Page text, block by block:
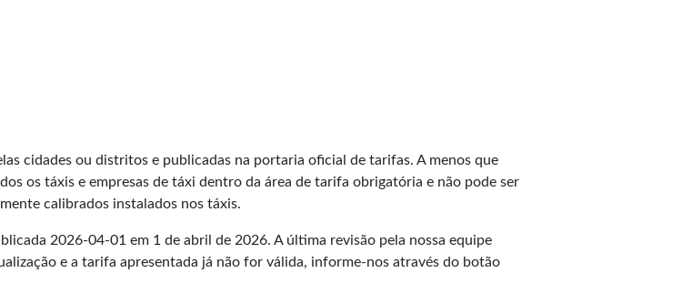
cidades ou distritos e publicadas na portaria oficial de tarifas. A menos que
os táxis e empresas de táxi dentro da área de tarifa obrigatória e não pode ser
calibrados instalados nos táxis.
2026-04-01 em 1 de abril de 2026. A última revisão pela nossa equipe
e a tarifa apresentada já não for válida, informe-nos através do botão